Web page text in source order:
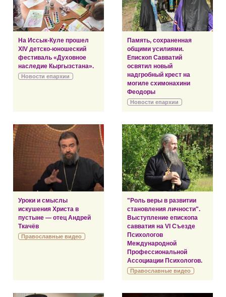
На Иссык-Куле прошел
XIV детско-юношеский
фестиваль «Духовное
наследие Кыргызстана».
Новости епархии
Память, сохраненная
общими усилиями.
Епископ Савватий
освятил новый
надгробный крест на
могиле схимонахини
Феодоры
Новости епархии
Уроки и смыслы
искушения Христа в
пустыне — отец Андрей
Ткачёв
Православные видео
"Роль веры в развитии
становления личности".
Выступление епископа
савватия на VI Съезде
Психологов
Международной
Профессиональной
Ассоциации Психологов.
Православные видео